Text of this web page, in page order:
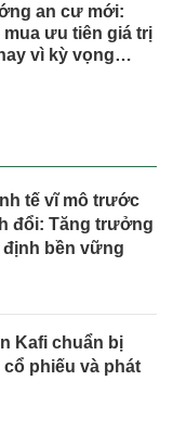
an cư mới:
mua ưu tiên giá trị
vì kỳ vọng
tế vĩ mô trước
đổi: Tăng trưởng
định bền vững
Kafi chuẩn bị
cổ phiếu và phát